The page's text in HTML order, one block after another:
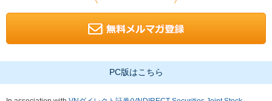
PC版はこちら